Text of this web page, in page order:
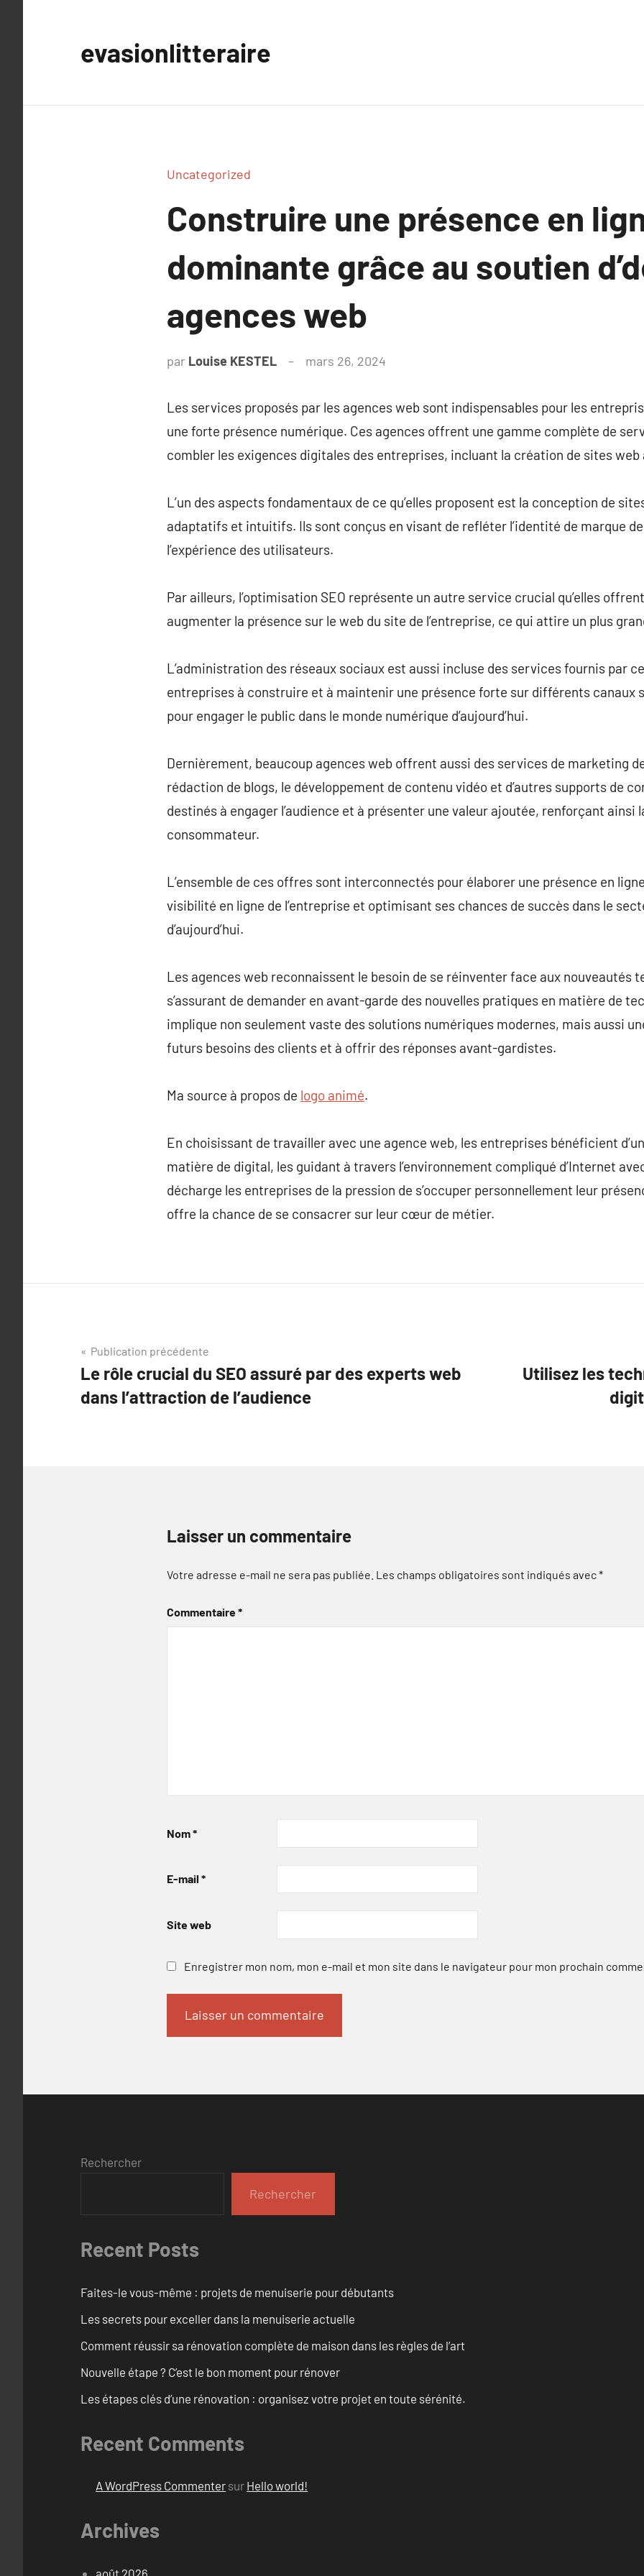
evasionlitteraire
Uncategorized
Construire une présence en
dominante grâce au soutien
agences web
par Louise KESTEL mars 26, 2024
Les services proposés par les agences web sont indispensables pour les
une forte présence numérique. Ces agences offrent une gamme complète de
combler les exigences digitales des entreprises, incluant la création de sites web
L’un des aspects fondamentaux de ce qu’elles proposent est la conception de
adaptatifs et intuitifs. Ils sont conçus en visant de refléter l’identité de marque
l’expérience des utilisateurs.
Par ailleurs, l’optimisation SEO représente un autre service crucial qu’elles
augmenter la présence sur le web du site de l’entreprise, ce qui attire un plus
L’administration des réseaux sociaux est aussi incluse des services fournis par
entreprises à construire et à maintenir une présence forte sur différents canaux
pour engager le public dans le monde numérique d’aujourd’hui.
Dernièrement, beaucoup agences web offrent aussi des services de marketing
rédaction de blogs, le développement de contenu vidéo et d’autres supports de
destinés à engager l’audience et à présenter une valeur ajoutée, renforçant ainsi
consommateur.
L’ensemble de ces offres sont interconnectés pour élaborer une présence en
visibilité en ligne de l’entreprise et optimisant ses chances de succès dans le
d’aujourd’hui.
Les agences web reconnaissent le besoin de se réinventer face aux nouveautés
s’assurant de demander en avant-garde des nouvelles pratiques en matière de
implique non seulement vaste des solutions numériques modernes, mais aussi
futurs besoins des clients et à offrir des réponses avant-gardistes.
Ma source à propos de logo animé.
En choisissant de travailler avec une agence web, les entreprises bénéficient
matière de digital, les guidant à travers l’environnement compliqué d’Internet
décharge les entreprises de la pression de s’occuper personnellement leur
offre la chance de se consacrer sur leur cœur de métier.
Navigation
de
l’article
Publication précédente
Le rôle crucial du SEO assuré par des experts web
dans l’attraction de l’audience
Utilisez les
Laisser un commentaire
Votre adresse e-mail ne sera pas publiée. Les champs obligatoires sont indiqués avec*
Commentaire*
Nom*
E-mail *
Site web
Enregistrer mon nom, mon e-mail et mon site dans le navigateur pour mon prochain
Rechercher
Rechercher
Recent Posts
Faites-le vous-même : projets de menuiserie pour débutants
Les secrets pour exceller dans la menuiserie actuelle
Comment réussir sa rénovation complète de maison dans les règles de l’art
Nouvelle étape ? C’est le bon moment pour rénover
Les étapes clés d’une rénovation : organisez votre projet en toute sérénité.
Recent Comments
A WordPress Commenter sur Hello world!
Archives
août 2026